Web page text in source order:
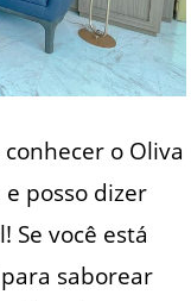
o Oliva
posso dizer
Se você está
saborear